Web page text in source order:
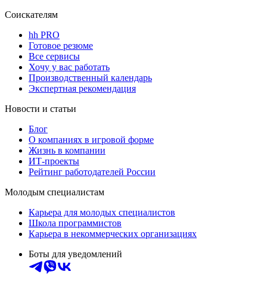
Соискателям
hh PRO
Готовое резюме
Все сервисы
Хочу у вас работать
Производственный календарь
Экспертная рекомендация
Новости и статьи
Блог
О компаниях в игровой форме
Жизнь в компании
ИТ-проекты
Рейтинг работодателей России
Молодым специалистам
Карьера для молодых специалистов
Школа программистов
Карьера в некоммерческих организациях
Боты для уведомлений